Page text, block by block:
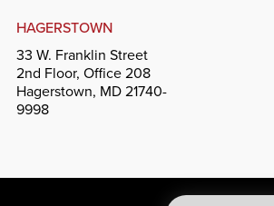
HAGERSTOWN
33 W. Franklin Street
2nd Floor, Office 208
Hagerstown, MD 21740-
9998